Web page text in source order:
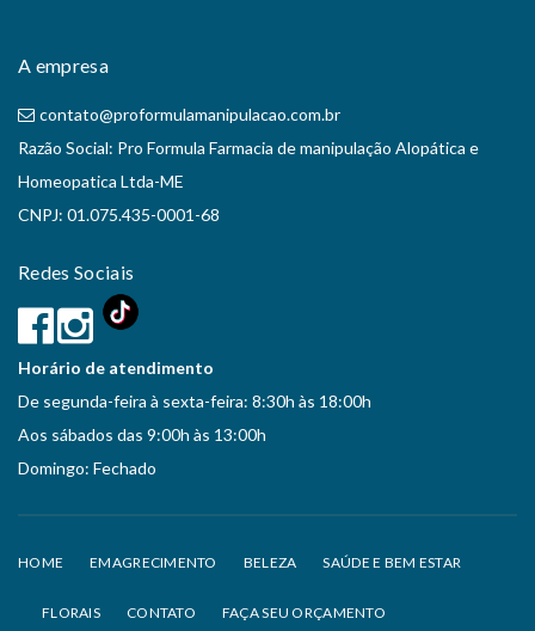
A empresa
contato@proformulamanipulacao.com.br
Razão Social: Pro Formula Farmacia de manipulação Alopática e
Homeopatica Ltda-ME
CNPJ: 01.075.435-0001-68
Redes Sociais
Horário de atendimento
De segunda-feira à sexta-feira: 8:30h às 18:00h
Aos sábados das 9:00h às 13:00h
Domingo: Fechado
HOME EMAGRECIMENTO BELEZA SAÚDE E BEM ESTAR
FLORAIS CONTATO FAÇA SEU ORÇAMENTO